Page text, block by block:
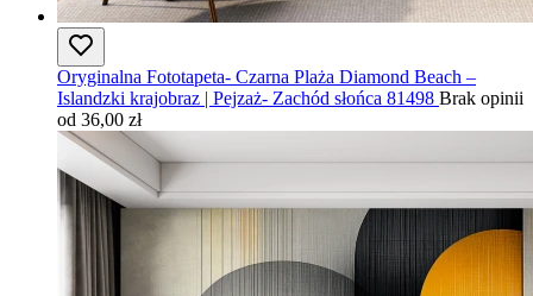
Oryginalna Fototapeta- Czarna Plaża Diamond Beach –
Islandzki krajobraz | Pejzaż- Zachód słońca 81498 Brak opinii
od 36,00 zł